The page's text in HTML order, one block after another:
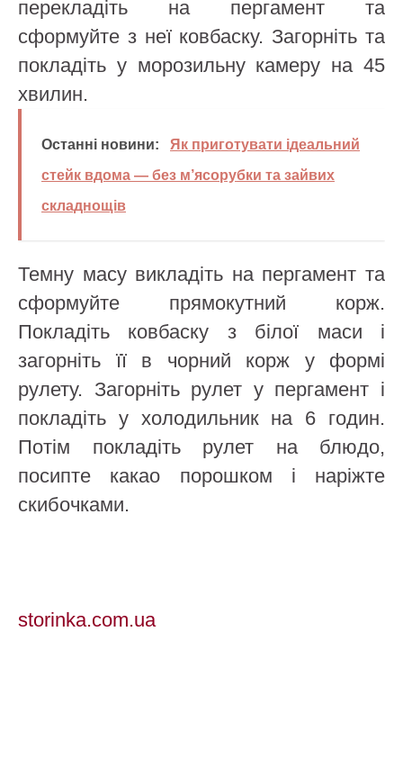
перекладіть на пергамент та
сформуйте з неї ковбаску. Загорніть та
покладіть у морозильну камеру на 45
хвилин.
Останні новини:
Як приготувати ідеальний
стейк вдома — без м’ясорубки та зайвих
складнощів
Темну масу викладіть на пергамент та
сформуйте прямокутний корж.
Покладіть ковбаску з білої маси і
загорніть її в чорний корж у формі
рулету. Загорніть рулет у пергамент і
покладіть у холодильник на 6 годин.
Потім покладіть рулет на блюдо,
посипте какао порошком і наріжте
скибочками.
storinka.com.ua